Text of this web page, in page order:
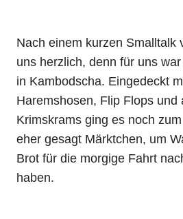
Nach einem kurzen Smalltalk
uns herzlich, denn für uns
in Kambodscha. Eingedeckt
Haremshosen, Flip Flops und
Krimskrams ging es noch
eher gesagt Märktchen, um
Brot für die morgige Fahrt
haben.